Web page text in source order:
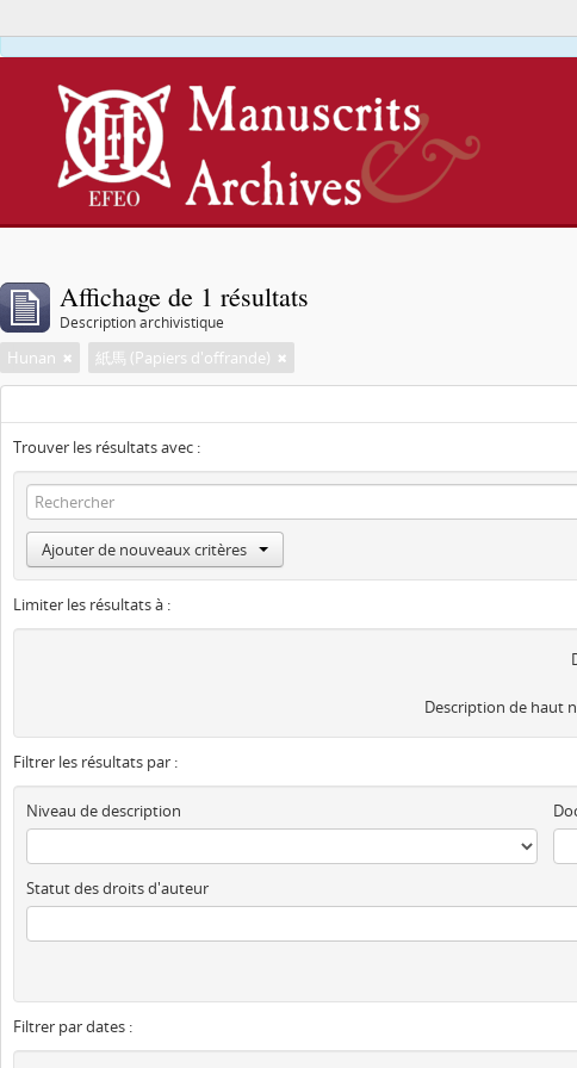
Affichage de 1 résultats
Description archivistique
Hunan 紙馬 (Papiers d'offrande)
Trouver les résultats avec :
Ajouter de nouveaux critères
Limiter les résultats à :
Description de haut
Filtrer les résultats par :
Niveau de description
Statut des droits d'auteur
Filtrer par dates :